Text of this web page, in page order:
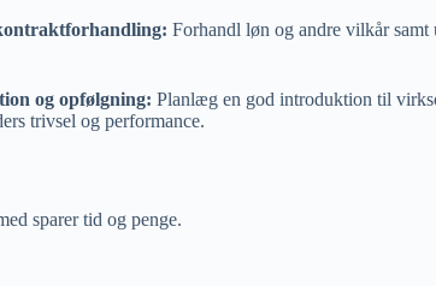
Forhandl løn og andre vilkår
og opfølgning: Planlæg en god introduktion til
trivsel og performance.
sparer tid og penge.